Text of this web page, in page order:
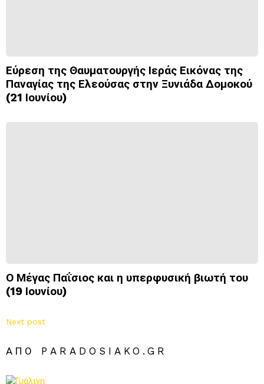
Εύρεση της Θαυματουργής Ιεράς Εικόνας της
Παναγίας της Ελεούσας στην Ξυνιάδα Δομοκού
(21 Ιουνίου)
Ο Μέγας Παΐσιος και η υπερφυσική βιωτή του
(19 Ιουνίου)
Next post
ΑΠΌ PARADOSIAKO.GR